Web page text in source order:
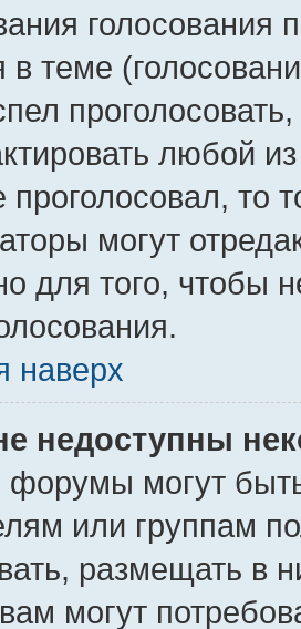
голосования
теме
любой
проголосовал, то
могут
для того, чтобы
наверх
недоступны
форумы могут
или группам
размещать в
могут